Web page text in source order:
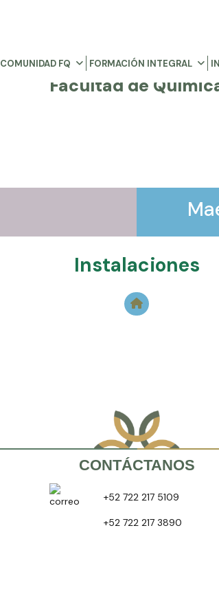
COMUNIDAD FQ FORMACIÓN INTEGRAL
Facultad de
Instalaciones
CONTÁCTANOS
+52 722 217 5109
+52 722 217 3890